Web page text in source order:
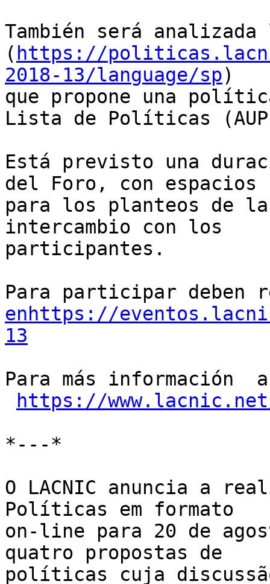
También será analizada
( https://
2018-13/language/sp)
que propone una
Lista de Políticas
Está previsto una
del Foro, con espacios
para los planteos de
intercambio con los
participantes.
enhttps://
13
Para más información
https://
*---*
O LACNIC anuncia a
Políticas em formato
on-line para 20 de
quatro propostas de
políticas cuja